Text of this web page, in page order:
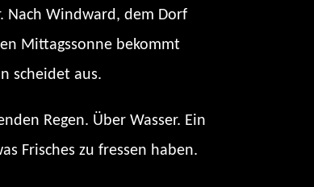
Nach Windward, dem Dorf
Mittagssonne bekommt
scheidet aus.
Regen. Über Wasser. Ein
Frisches zu fressen haben.